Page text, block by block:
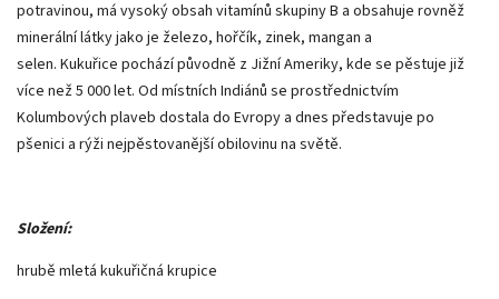
potravinou, má vysoký obsah vitamínů skupiny B a obsahuje rovněž
minerální látky jako je železo, hořčík, zinek, mangan a
selen. Kukuřice pochází původně z Jižní Ameriky, kde se pěstuje již
více než 5 000 let. Od místních Indiánů se prostřednictvím
Kolumbových plaveb dostala do Evropy a dnes představuje po
pšenici a rýži nejpěstovanější obilovinu na světě.
Složení:
hrubě mletá kukuřičná krupice